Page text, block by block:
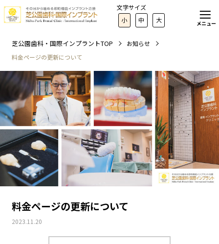
文字サイズ
小
中 大 メニュー
芝公園歯科・国際インプラントTOP
お知らせ
料金ページの更新について
料金ページの更新について
2023.11.20